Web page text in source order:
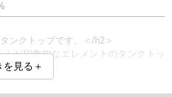
ンクトップです。＜/h2＞
が印象的なエレメントのタンクトッ
び感のある素材で、アクティブなシ
。
を見る＋